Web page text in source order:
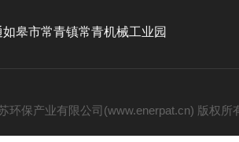
皋市常青镇常青机械工业园
环保产业有限公司(www.enerpat.cn) 版权